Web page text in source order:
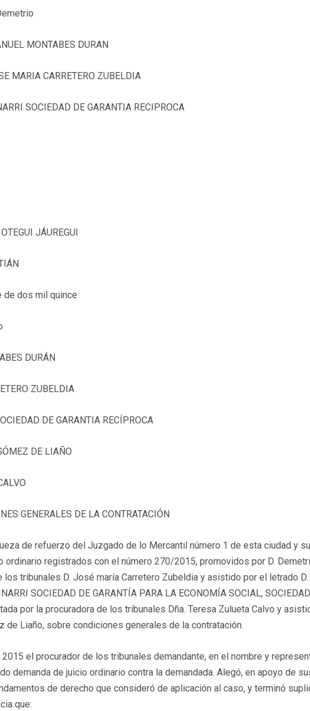
MONTABES DURAN
MARIA CARRETERO ZUBELDIA
SOCIEDAD DE GARANTIA RECIPROCA
JÁUREGUI
de dos mil quince
DURÁN
ZUBELDIA
DE GARANTIA RECÍPROCA
DE LIAÑO
GENERALES DE LA CONTRATACIÓN
de refuerzo del Juzgado de lo Mercantil número 1 de esta ciudad y
ordinario registrados con el número 270/2015, promovidos por D.
tribunales D. José maría Carretero Zubeldia y asistido por el letrado D.
SOCIEDAD DE GARANTÍA PARA LA ECONOMÍA SOCIAL,
por la procuradora de los tribunales Dña. Teresa Zulueta Calvo y
de Liaño, sobre condiciones generales de la contratación.
2015 el procurador de los tribunales demandante, en el nombre y
demanda de juicio ordinario contra la demandada. Alegó, en apoyo de
de derecho que consideró de aplicación al caso, y terminó
que: